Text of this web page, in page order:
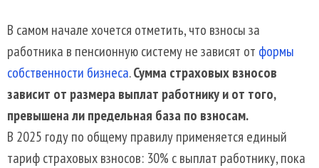
В самом начале хочется отметить, что взносы за
работника в пенсионную систему не зависят от формы
собственности бизнеса.Сумма страховых взносов
зависит от размера выплат работнику и от того,
превышена ли предельная база по взносам.
В 2025 году по общему правилу применяется единый
тариф страховых взносов: 30% с выплат работнику, пока